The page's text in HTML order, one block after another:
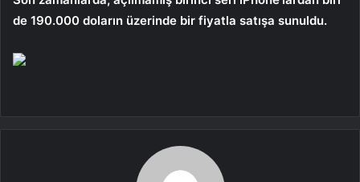
de 190.000 doların üzerinde bir fiyatla satışa sunuldu.